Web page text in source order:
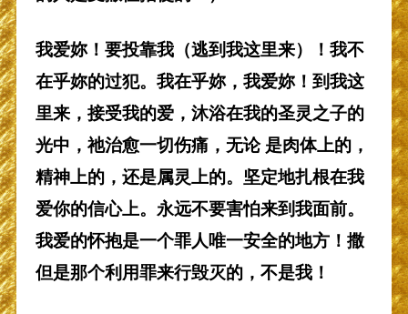
我爱妳！要投靠我（逃到我这里来）！我不
在乎妳的过犯。我在乎妳，我爱妳！到我这
里来，接受我的爱，沐浴在我的圣灵之子的
光中，祂治愈一切伤痛，无论 是肉体上的，
精神上的，还是属灵上的。坚定地扎根在我
爱你的信心上。永远不要害怕来到我面前。
我爱的怀抱是一个罪人唯一安全的地方！撒
但是那个利用罪来行毁灭的，不是我！